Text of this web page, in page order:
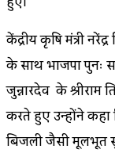
केंद्रीय कृषि मंत्री
के साथ भाजपा पुनः
जुन्नारदेव के
करते हुए उन्होंने
बिजली जैसी मूलभूत